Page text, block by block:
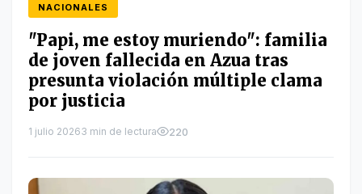
NACIONALES
"Papi, me estoy muriendo": familia
de joven fallecida en Azua tras
presunta violación múltiple clama
por justicia
1 julio 20263 min de lectura 220